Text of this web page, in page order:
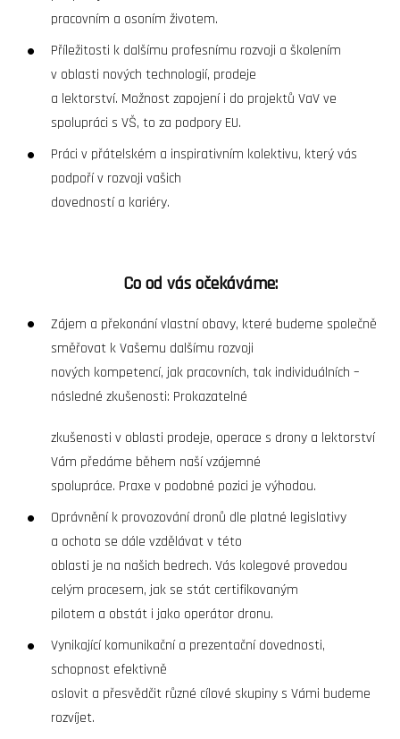
pracovním a osoním životem.
Příležitosti k dalšímu profesnímu rozvoji a školením
v oblasti nových technologií, prodeje
a lektorství. Možnost zapojení i do projektů VaV ve
spolupráci s VŠ, to za podpory EU.
Práci v přátelském a inspirativním kolektivu, který vás
podpoří v rozvoji vašich
dovedností a kariéry.
Co od vás očekáváme:
Zájem a překonání vlastní obavy, které budeme společně
směřovat k Vašemu dalšímu rozvoji
nových kompetencí, jak pracovních, tak individuálních –
následné zkušenosti: Prokazatelné
zkušenosti v oblasti prodeje, operace s drony a lektorství
Vám předáme během naší vzájemné
spolupráce. Praxe v podobné pozici je výhodou.
Oprávnění k provozování dronů dle platné legislativy
a ochota se dále vzdělávat v této
oblasti je na našich bedrech. Vás kolegové provedou
celým procesem, jak se stát certifikovaným
pilotem a obstát i jako operátor dronu.
Vynikající komunikační a prezentační dovednosti,
schopnost efektivně
oslovit a přesvědčit různé cílové skupiny s Vámi budeme
rozvíjet.